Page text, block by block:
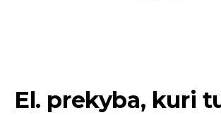
El. prekyba, kuri